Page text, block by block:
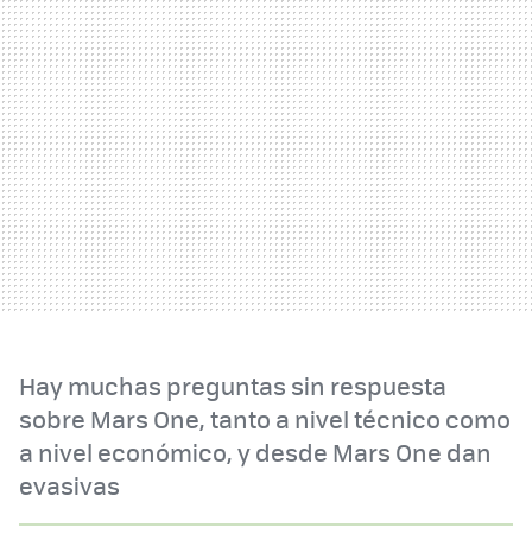
Hay muchas preguntas sin respuesta
sobre Mars One, tanto a nivel técnico como
a nivel económico, y desde Mars One dan
evasivas